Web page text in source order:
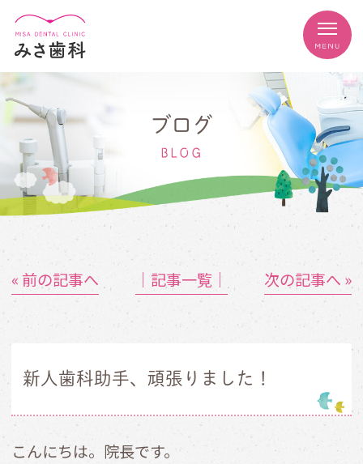
ブログ
BLOG
« 前の記事へ │記事一覧│ 次の記事へ »
新人歯科助手、頑張りました！
こんにちは。院長です。